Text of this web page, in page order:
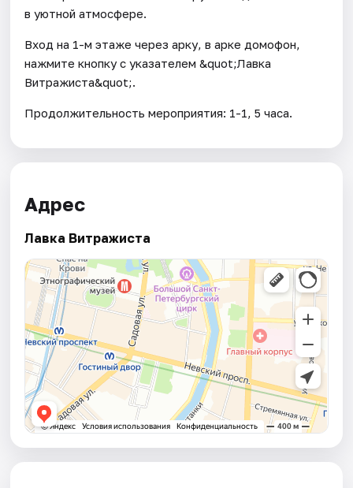
в уютной атмосфере.
Вход на 1-м этаже через арку, в арке домофон,
нажмите кнопку с указателем &quot;Лавка
Витражиста&quot;.
Продолжительность мероприятия: 1-1, 5 часа.
Адрес
Лавка Витражиста